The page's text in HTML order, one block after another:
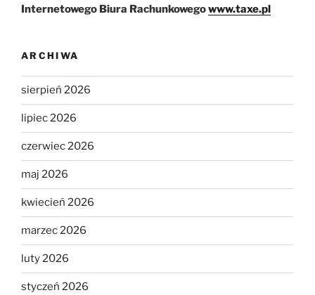
Internetowego Biura Rachunkowegowww.taxe.pl
ARCHIWA
sierpień 2026
lipiec 2026
czerwiec 2026
maj 2026
kwiecień 2026
marzec 2026
luty 2026
styczeń 2026